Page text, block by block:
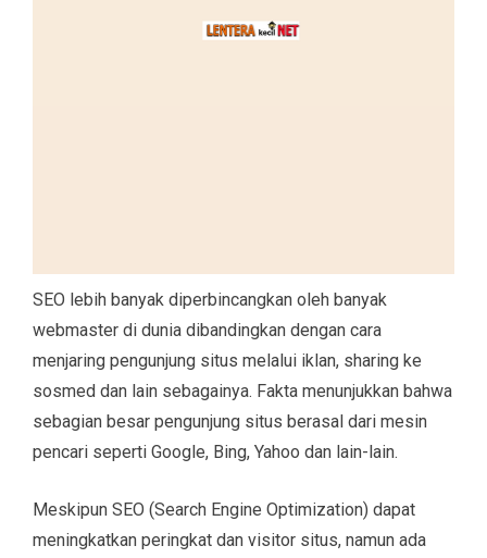
SEO lebih banyak diperbincangkan oleh banyak
webmaster di dunia dibandingkan dengan cara
menjaring pengunjung situs melalui iklan, sharing ke
sosmed dan lain sebagainya. Fakta menunjukkan bahwa
sebagian besar pengunjung situs berasal dari mesin
pencari seperti Google, Bing, Yahoo dan lain-lain.
Meskipun SEO (Search Engine Optimization) dapat
meningkatkan peringkat dan visitor situs, namun ada